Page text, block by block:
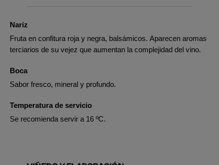
Nariz
Fruta en confitura roja y negra, balsámicos. Aparecen aromas
terciarios de su vejez que aumentan la complejidad del vino.
Boca
Sabor fresco, mineral y profundo.
Temperatura de servicio
Se recomienda servir a 16 ºC.